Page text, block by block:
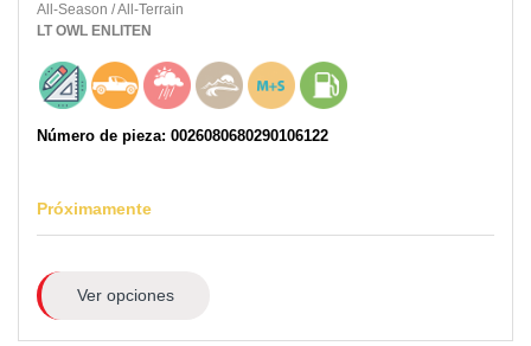
All-Season /All-Terrain
LT OWL ENLITEN
Número de pieza: 0026080680290106122
Próximamente
Ver opciones